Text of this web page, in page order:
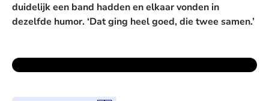
duidelijk een band hadden en elkaar vonden in
dezelfde humor. ‘Dat ging heel goed, die twee samen.’